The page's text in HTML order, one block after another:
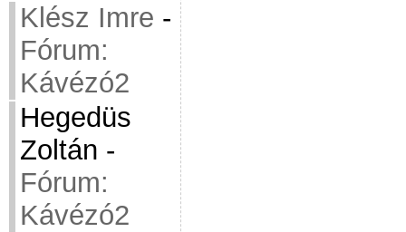
Klész Imre -
Fórum:
Kávézó2
Hegedüs
Zoltán -
Fórum:
Kávézó2